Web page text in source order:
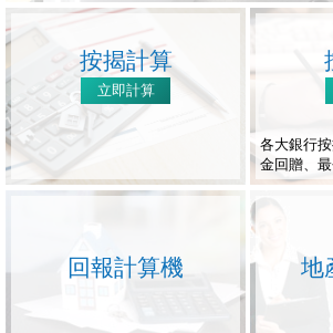
按揭計算
立即計算
各大銀行
金回贈、
回報計算機 地